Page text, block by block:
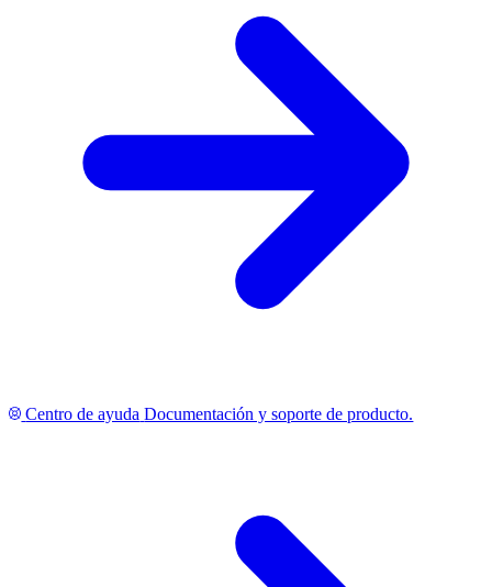
Centro de ayuda Documentación y soporte de producto.